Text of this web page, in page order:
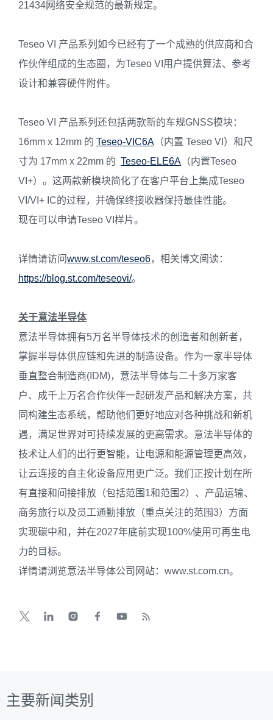
21434网络安全规范的最新规定。
Teseo VI 产品系列如今已经有了一个成熟的供应商和合
作伙伴组成的生态圈，为Teseo VI用户提供算法、参考
设计和兼容硬件附件。
Teseo VI 产品系列还包括两款新的车规GNSS模块：
16mm x 12mm 的 Teseo-VIC6A （内置 Teseo VI）和尺
寸为 17mm x 22mm 的 Teseo-ELE6A （内置Teseo
VI+）。这两款新模块简化了在客户平台上集成Teseo
VI/VI+ IC的过程，并确保终接收器保持最佳性能。
现在可以申请Teseo VI样片。
详情请访问www.st.com/teseo6，相关博文阅读：
https://blog.st.com/teseovi/。
关于意法半导体
意法半导体拥有5万名半导体技术的创造者和创新者，
掌握半导体供应链和先进的制造设备。作为一家半导体
垂直整合制造商(IDM)，意法半导体与二十多万家客
户、成千上万名合作伙伴一起研发产品和解决方案，共
同构建生态系统，帮助他们更好地应对各种挑战和新机
遇，满足世界对可持续发展的更高需求。意法半导体的
技术让人们的出行更智能，让电源和能源管理更高效，
让云连接的自主化设备应用更广泛。我们正按计划在所
有直接和间接排放（包括范围1和范围2）、产品运输、
商务旅行以及员工通勤排放（重点关注的范围3）方面
实现碳中和，并在2027年底前实现100%使用可再生电
力的目标。
详情请浏览意法半导体公司网站：www.st.com.cn。
主要新闻类别